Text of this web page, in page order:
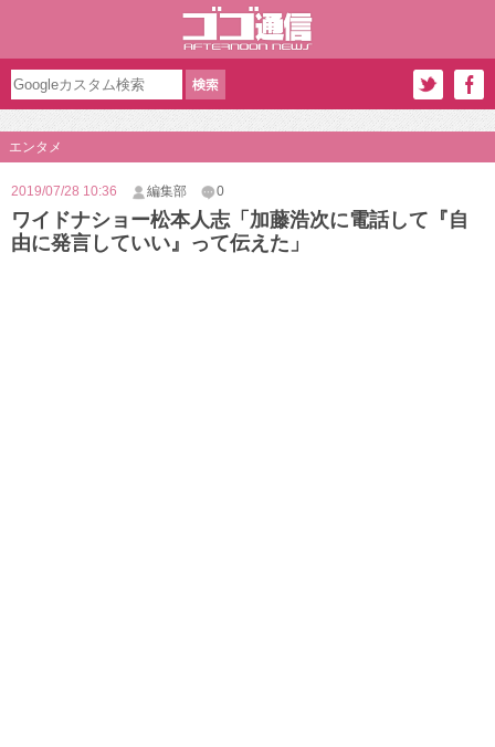
エンタメ
2019/07/28 10:36 編集部 0
ワイドナショー松本人志「加藤浩次に電話して『自
由に発言していい』って伝えた」